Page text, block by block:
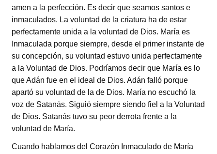
amen a la perfección. Es decir que seamos santos e
inmaculados. La voluntad de la criatura ha de estar
perfectamente unida a la voluntad de Dios. María es
Inmaculada porque siempre, desde el primer instante de
su concepción, su voluntad estuvo unida perfectamente
a la Voluntad de Dios. Podríamos decir que María es lo
que Adán fue en el ideal de Dios. Adán falló porque
apartó su voluntad de la de Dios. María no escuchó la
voz de Satanás. Siguió siempre siendo fiel a la Voluntad
de Dios. Satanás tuvo su peor derrota frente a la
voluntad de María.
Cuando hablamos del Corazón Inmaculado de María